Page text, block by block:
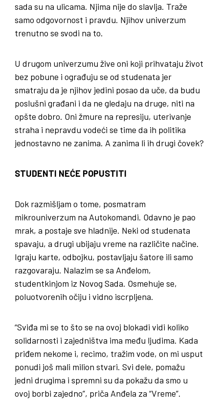
sada su na ulicama. Njima nije do slavlja. Traže
samo odgovornost i pravdu. Njihov univerzum
trenutno se svodi na to.
U drugom univerzumu žive oni koji prihvataju život
bez pobune i ograđuju se od studenata jer
smatraju da je njihov jedini posao da uče, da budu
poslušni građani i da ne gledaju na druge, niti na
opšte dobro. Oni žmure na represiju, uterivanje
straha i nepravdu vodeći se time da ih politika
jednostavno ne zanima. A zanima li ih drugi čovek?
STUDENTI NEĆE POPUSTITI
Dok razmišljam o tome, posmatram
mikrouniverzum na Autokomandi. Odavno je pao
mrak, a postaje sve hladnije. Neki od studenata
spavaju, a drugi ubijaju vreme na različite načine.
Igraju karte, odbojku, postavljaju šatore ili samo
razgovaraju. Nalazim se sa Anđelom,
studentkinjom iz Novog Sada. Osmehuje se,
poluotvorenih očiju i vidno iscrpljena.
“Sviđa mi se to što se na ovoj blokadi vidi koliko
solidarnosti i zajedništva ima među ljudima. Kada
priđem nekome i, recimo, tražim vode, on mi usput
ponudi još mali milion stvari. Svi dele, pomažu
jedni drugima i spremni su da pokažu da smo u
ovoj borbi zajedno”, priča Anđela za “Vreme”.